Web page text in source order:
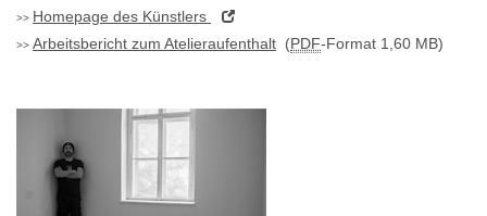
Homepage des Künstlers
Arbeitsbericht zum Atelieraufenthalt (PDF-Format 1,60 MB)